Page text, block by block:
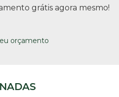
grátis agora mesmo!
orçamento